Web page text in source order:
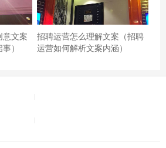
意文案
）
招聘运营怎么理解文案（招聘
运营如何解析文案内涵）